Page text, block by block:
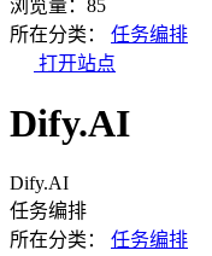
浏览量：85
所在分类：
任务编排
打开站点
Dify.AI
Dify.AI
任务编排
所在分类：
任务编排